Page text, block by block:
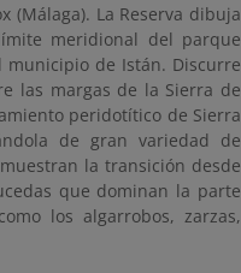
(Málaga). La Reserva dibuja
meridional del parque
de Istán. Discurre
las margas de la Sierra de
peridotítico de Sierra
de gran variedad de
la transición desde
que dominan la parte
los algarrobos, zarzas,